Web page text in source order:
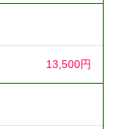
13,500円